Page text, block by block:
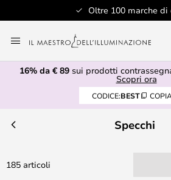
al
contenuto
16% da € 89sui prodotti
Scopri ora
CODICE:BEST COPIA
Specchi
185 articoli